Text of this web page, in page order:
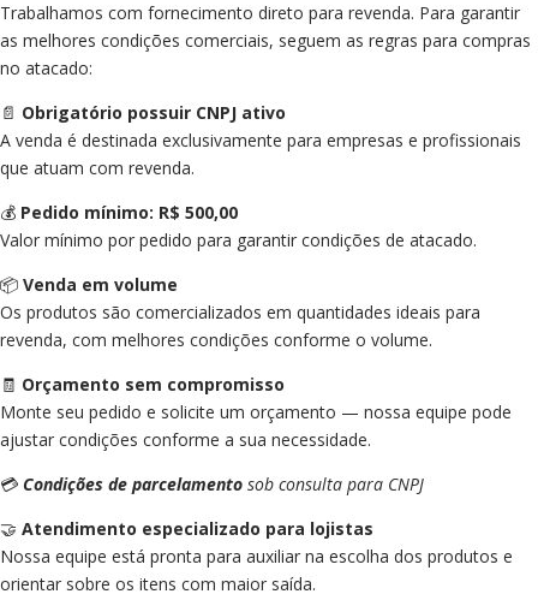
Trabalhamos com fornecimento direto para revenda. Para garantir
as melhores condições comerciais, seguem as regras para compras
no atacado:
📄 Obrigatório possuir CNPJ ativo
A venda é destinada exclusivamente para empresas e profissionais
que atuam com revenda.
💰 Pedido mínimo: R$ 500,00
Valor mínimo por pedido para garantir condições de atacado.
📦 Venda em volume
Os produtos são comercializados em quantidades ideais para
revenda, com melhores condições conforme o volume.
🧾 Orçamento sem compromisso
Monte seu pedido e solicite um orçamento — nossa equipe pode
ajustar condições conforme a sua necessidade.
💳 Condições de parcelamento sob consulta para CNPJ
🤝 Atendimento especializado para lojistas
Nossa equipe está pronta para auxiliar na escolha dos produtos e
orientar sobre os itens com maior saída.